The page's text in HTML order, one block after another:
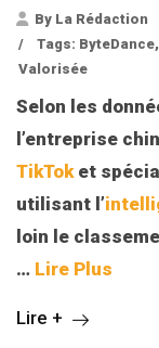
By La Rédaction
/
Tags: ByteDance,
Valorisée
Selon les
l’entreprise
TikToket
utilisant l’
loin le
… Lire Plus
Lire +